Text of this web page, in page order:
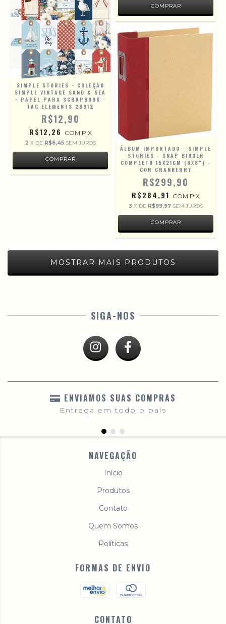
SIMPLE STORIES - COLEÇÃO
SIMPLE VINTAGE SAND & SEA
- PAPEL PARA SCRAPBOOK -
TAG ELEMENTS 26912
R$12,90
R$12,26 COM PIX
2 X DE R$6,45 SEM JUROS
ÁLBUM IMPORTADO - SIMPLE
STORIES - SNAP BINDER
COMPLETO 15X21CM (6X8") -
COR CRANBERRY
R$299,90
R$284,91 COM PIX
3 X DE R$99,97 SEM JUROS
MOSTRAR MAIS PRODUTOS
SIGA-NOS
ENVIAMOS SUAS COMPRAS
Entrega em todo o país
NAVEGAÇÃO
Início
Produtos
Contato
Quem Somos
Políticas
FORMAS DE ENVIO
CONTATO